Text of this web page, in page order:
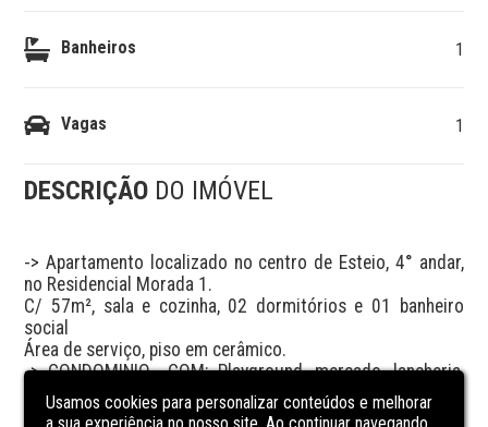
Banheiros 1
Vagas 1
DESCRIÇÃO DO IMÓVEL
-> Apartamento localizado no centro de Esteio, 4° andar,
no Residencial Morada 1.
C/ 57m², sala e cozinha, 02 dormitórios e 01 banheiro
social
Área de serviço, piso em cerâmico.
-> CONDOMINIO  COM: Playground, mercado, lancheria,
barbearia, salão de festa c/ espaço gourmet e
churrasqueira
Usamos cookies para personalizar conteúdos e melhorar